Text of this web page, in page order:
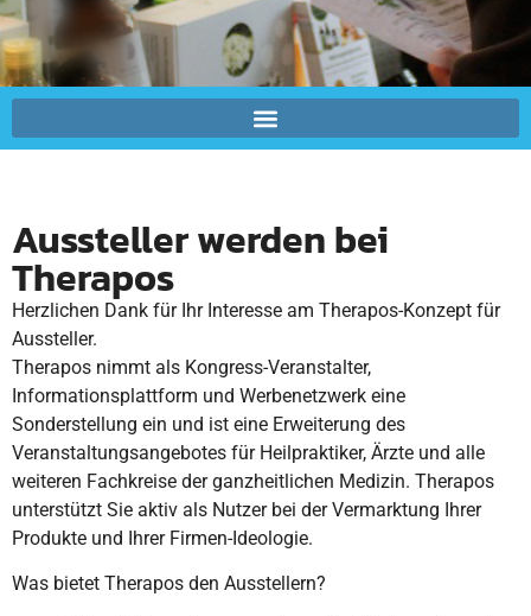
Aussteller werden bei
Therapos
Herzlichen Dank für Ihr Interesse am Therapos-Konzept für
Aussteller.
Therapos nimmt als Kongress-Veranstalter,
Informationsplattform und Werbenetzwerk eine
Sonderstellung ein und ist eine Erweiterung des
Veranstaltungsangebotes für Heilpraktiker, Ärzte und alle
weiteren Fachkreise der ganzheitlichen Medizin. Therapos
unterstützt Sie aktiv als Nutzer bei der Vermarktung Ihrer
Produkte und Ihrer Firmen-Ideologie.
Was bietet Therapos den Ausstellern?